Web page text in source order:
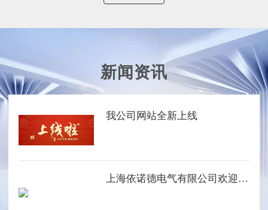
新闻资讯
我公司网站全新上线
上海依诺德电气有限公司欢迎您的光临